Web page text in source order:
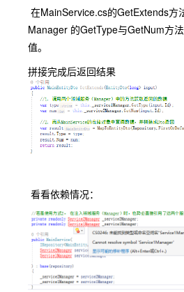
在MainService.cs的GetExtends方
Manager 的GetType与GetNum方
值。
拼接完成后返回结果
看看依赖情况：